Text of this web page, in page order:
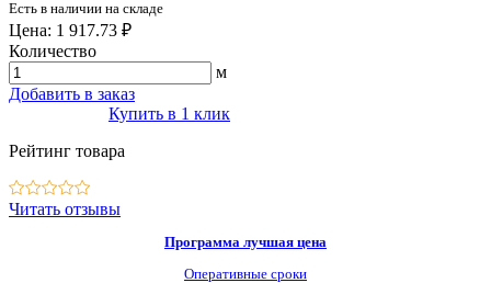
Есть в наличии на складе
Цена: 1 917.73 ₽
Количество
м
Добавить в заказ
Купить в 1 клик
Рейтинг товара
Читать отзывы
Программа лучшая цена
Оперативные сроки